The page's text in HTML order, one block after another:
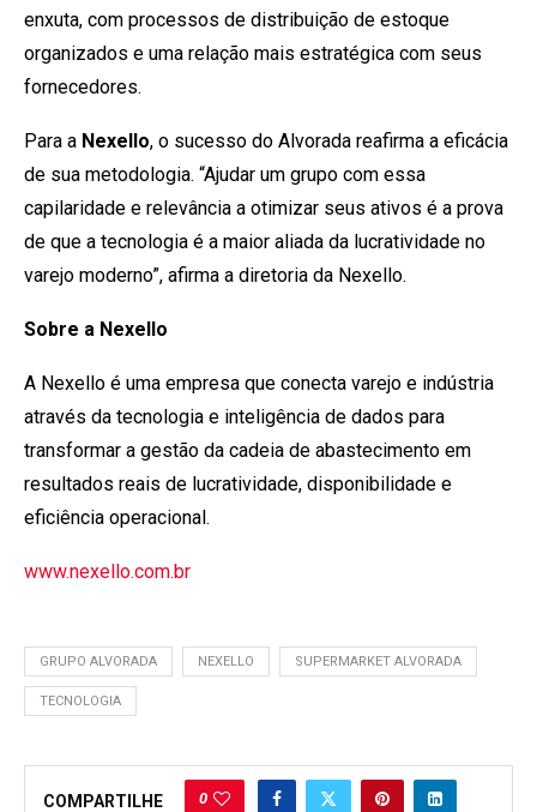
enxuta, com processos de distribuição de estoque
organizados e uma relação mais estratégica com seus
fornecedores.
Para a Nexello, o sucesso do Alvorada reafirma a eficácia
de sua metodologia. “Ajudar um grupo com essa
capilaridade e relevância a otimizar seus ativos é a prova
de que a tecnologia é a maior aliada da lucratividade no
varejo moderno”, afirma a diretoria da Nexello.
Sobre a Nexello
A Nexello é uma empresa que conecta varejo e indústria
através da tecnologia e inteligência de dados para
transformar a gestão da cadeia de abastecimento em
resultados reais de lucratividade, disponibilidade e
eficiência operacional.
www.nexello.com.br
GRUPO ALVORADA NEXELLO SUPERMARKET ALVORADA
TECNOLOGIA
COMPARTILHE 0